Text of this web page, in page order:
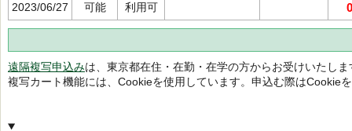
2023/06/27 可能 利用可 0
遠隔複写申込みは、東京都在住・在勤・在学の方からお受けいたしま
複写カート機能には、Cookieを使用しています。申込む際はCookie